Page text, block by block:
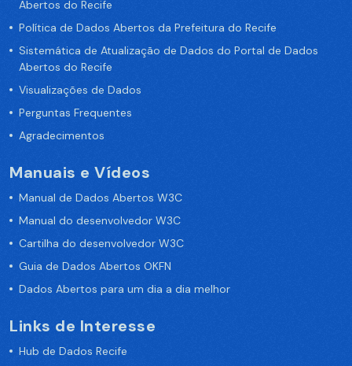
Abertos do Recife
Política de Dados Abertos da Prefeitura do Recife
Sistemática de Atualização de Dados do Portal de Dados
Abertos do Recife
Visualizações de Dados
Perguntas Frequentes
Agradecimentos
Manuais e Vídeos
Manual de Dados Abertos W3C
Manual do desenvolvedor W3C
Cartilha do desenvolvedor W3C
Guia de Dados Abertos OKFN
Dados Abertos para um dia a dia melhor
Links de Interesse
Hub de Dados Recife